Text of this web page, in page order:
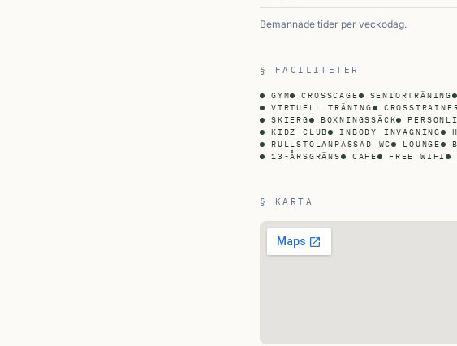
Bemannade tider per veckodag.
§ FACILITETER
GYM CROSSCAGE SENIORTRÄNING
VIRTUELL TRÄNING
SKIERG
BOXNINGSSÄCK
KIDZ CLUB
INBODY INVÄGNING
RULLSTOLANPASSAD WC
LOUNGE
13-ÅRSGRÄNS
CAFE FREE WIFI
§ KARTA